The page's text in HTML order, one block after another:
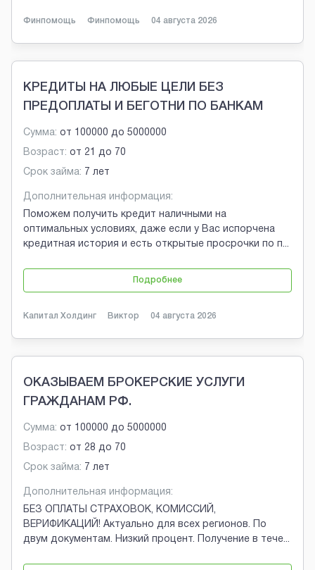
Финпомощь Финпомощь 04 августа 2026
КРЕДИТЫ НА ЛЮБЫЕ ЦЕЛИ БЕЗ
ПРЕДОПЛАТЫ И БЕГОТНИ ПО БАНКАМ
Сумма: от 100000 до 5000000
Возраст: от 21 до 70
Срок займа: 7 лет
Дополнительная информация:
Поможем получить кредит наличными на
оптимальных условиях, даже если у Вас испорчена
кредитная история и есть открытые просрочки по п...
Подробнее
Капитал Холдинг Виктор 04 августа 2026
ОКАЗЫВАЕМ БРОКЕРСКИЕ УСЛУГИ
ГРАЖДАНАМ РФ.
Сумма: от 100000 до 5000000
Возраст: от 28 до 70
Срок займа: 7 лет
Дополнительная информация:
БЕЗ ОПЛАТЫ СТРАХОВОК, КОМИССИЙ,
ВЕРИФИКАЦИЙ! Актуально для всех регионов. По
двум документам. Низкий процент. Получение в тече...